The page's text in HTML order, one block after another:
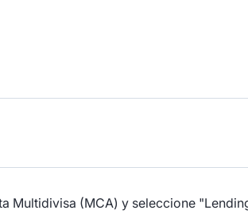
Multidivisa (MCA) y seleccione